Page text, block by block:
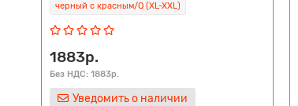
черный с красным/Q (XL-XXL)
1883р.
Без НДС: 1883р.
Уведомить о наличии